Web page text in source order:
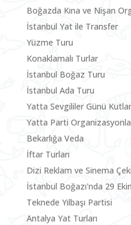
Boğazda Kına ve Nişan
İstanbul Yat ile Transfer
Yüzme Turu
Konaklamalı Turlar
İstanbul Boğaz Turu
İstanbul Ada Turu
Yatta Sevgililer Günü
Yatta Parti
Bekarlığa Veda
İftar Turları
Dizi Reklam ve Sinema
İstanbul Boğazı'nda 29
Teknede Yılbaşı Partisi
Antalya Yat Turları